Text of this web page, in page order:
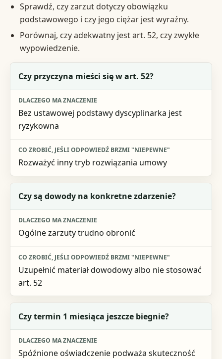
Sprawdź, czy zarzut dotyczy obowiązku
podstawowego i czy jego ciężar jest wyraźny.
Porównaj, czy adekwatny jest art. 52, czy zwykłe
wypowiedzenie.
Pytanie kontrolne
Dlaczego ma znaczenie
Co zrobić, jeśli odpowiedź brzmi "niepewne"
Czy przyczyna mieści się w art. 52?
Bez ustawowej podstawy dyscyplinarka jest
ryzykowna
Rozważyć inny tryb rozwiązania umowy
Czy są dowody na konkretne zdarzenie?
Ogólne zarzuty trudno obronić
Uzupełnić materiał dowodowy albo nie stosować
art. 52
Czy termin 1 miesiąca jeszcze biegnie?
Spóźnione oświadczenie podważa skuteczność